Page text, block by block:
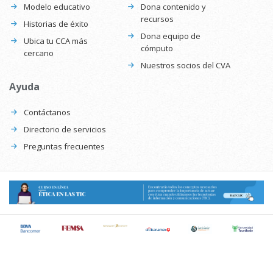
Modelo educativo
Historias de éxito
Ubica tu CCA más
cercano
Dona contenido y
recursos
Dona equipo de
cómputo
Nuestros socios del CVA
Ayuda
Contáctanos
Directorio de servicios
Preguntas frecuentes